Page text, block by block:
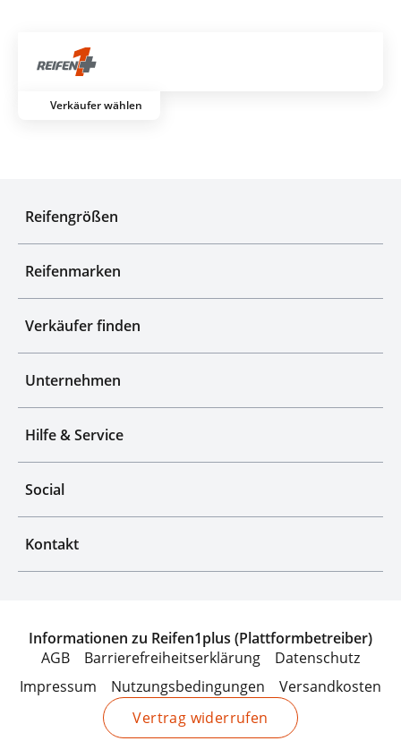
Verkäufer wählen
Reifengrößen
Reifenmarken
Verkäufer finden
Unternehmen
Hilfe & Service
Social
Kontakt
Informationen zu Reifen1plus (Plattformbetreiber)
AGB
Barrierefreiheitserklärung
Datenschutz
Impressum
Nutzungsbedingungen
Versandkosten
Vertrag widerrufen